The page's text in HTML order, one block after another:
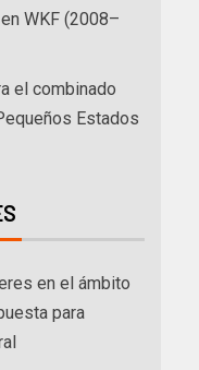
WKF (2008–
el combinado
Estados
en el ámbito
para